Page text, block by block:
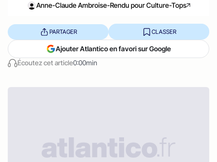
Anne-Claude Ambroise-Rendu pour Culture-Tops
Écoutez cet article0:00min
PARTAGER CLASSER
Ajouter Atlantico en favori sur Google